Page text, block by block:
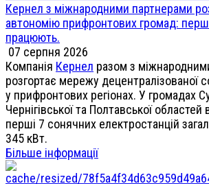
Кернел з міжнародними партнерами
автономію прифронтових громад:
працюють.
07 серпня 2026
Компанія Кернел разом з
розгортає мережу децентралізованої
у прифронтових регіонах. У громадах
Чернігівської та Полтавської
перші 7 сонячних електростанцій
345 кВт.
Більше інформації